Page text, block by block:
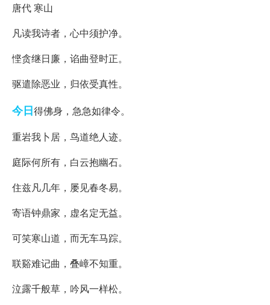
唐代 寒山
凡读我诗者，心中须护净。
悭贪继日廉，谄曲登时正。
驱遣除恶业，归依受真性。
今日得佛身，急急如律令。
重岩我卜居，鸟道绝人迹。
庭际何所有，白云抱幽石。
住兹凡几年，屡见春冬易。
寄语钟鼎家，虚名定无益。
可笑寒山道，而无车马踪。
联谿难记曲，叠嶂不知重。
泣露千般草，吟风一样松。